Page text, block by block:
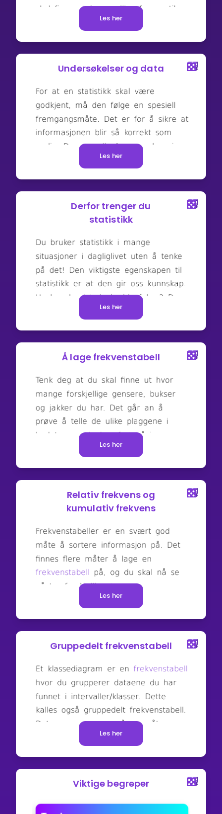
Les her
Undersøkelser og data
Les her
Derfor trenger du
statistikk
Les her
Å lage frekvenstabell
Les her
Relativ frekvens og
kumulativ frekvens
Les her
Gruppedelt frekvenstabell
Les her
Viktige begreper